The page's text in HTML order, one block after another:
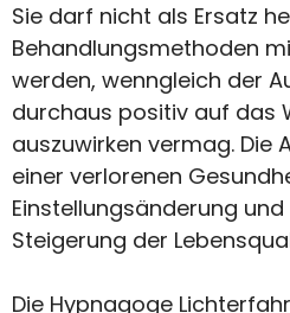
Sie darf nicht als Ersatz
Behandlungsmethoden
werden, wenngleich der
durchaus positiv auf das
auszuwirken vermag. Die
einer verlorenen
Einstellungsänderung
Steigerung der
Die Hypnagoge